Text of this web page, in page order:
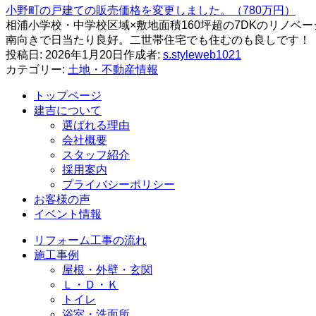
小野町の戸建ての販売価格を変更しました。（780万円）
相浦小学校・中学校区域×敷地面積160坪超の7DKのリノベ
南向きで日当たり良好。二世帯住宅でも住むのも良しです！
投稿日: 2026年1月20日 作成者: s.styleweb1021
カテゴリー: 土地・不動産情報
トップページ
建吉について
選ばれる理由
会社概要
スタッフ紹介
採⽤案内
プライバシーポリシー
お客様の声
イベント情報
リフォーム⼯事の流れ
施⼯事例
屋根・外壁・玄関
Ｌ・Ｄ・Ｋ
トイレ